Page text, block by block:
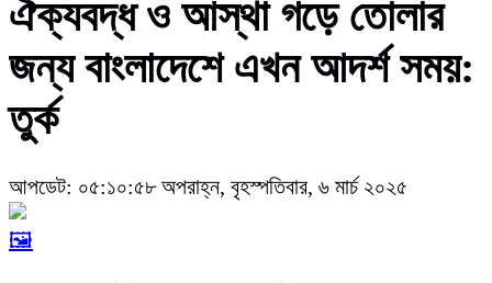
ঐক্যবদ্ধ ও আস্থা গড়ে তোলার
জন্য বাংলাদেশে এখন আদর্শ সময়:
তুর্ক
আপডেট: ০৫:১০:৫৮ অপরাহ্ন, বৃহস্পতিবার, ৬ মার্চ ২০২৫
🖼️